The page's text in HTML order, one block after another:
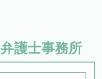
弁護士事務所